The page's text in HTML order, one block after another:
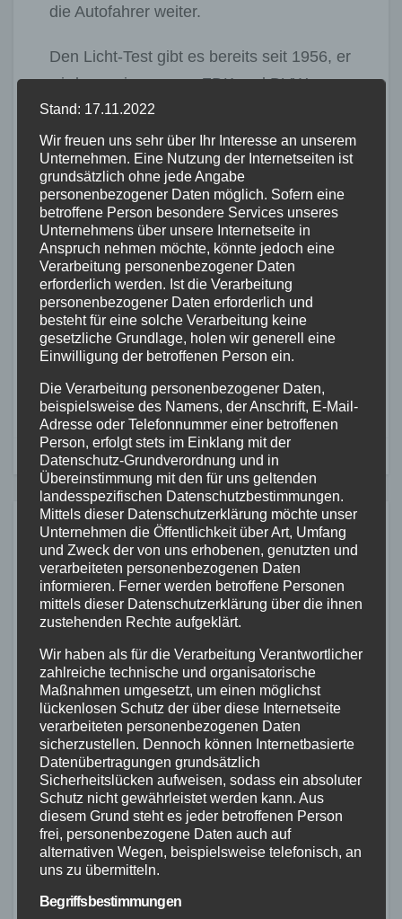
die Autofahrer weiter.
Den Licht-Test gibt es bereits seit 1956, er
wird gemeinsam von ZDK und DVW
organisiert. Schirmherr ist der
Bundesverkehrsminister. Als Partner
stehen in diesem Jahr Stellantis &You,
Osram, die Nürnberger Versicherung,
Auto Bild und Hella Gutmann zur Seite.
(PM ZDK-Pressereferent)
Beitragsnavigation
Verkehrskontrollen
Alkohol und Drogen
im Straßenverkehr
Fahndungserfolg
bei
Verkehrskontrolle
Ähnliches
ALTENKIRCHEN FEUERWEHR POLIZEI
Containerbrand im
Industriegebiet Horhausen:
Feuerwehr verhindert weitere
Ausbreitung
7. AUG. 2026
FEUERWEHR NEUWIED POLIZEI RETTUNGSDIENST
Flächenbrand bei Oberdreis:
Feuerwehr verhindert
Stand: 17.11.2022
Wir freuen uns sehr über Ihr Interesse an unserem
Unternehmen. Eine Nutzung der Internetseiten ist
grundsätzlich ohne jede Angabe
personenbezogener Daten möglich. Sofern eine
betroffene Person besondere Services unseres
Unternehmens über unsere Internetseite in
Anspruch nehmen möchte, könnte jedoch eine
Verarbeitung personenbezogener Daten
erforderlich werden. Ist die Verarbeitung
personenbezogener Daten erforderlich und
besteht für eine solche Verarbeitung keine
gesetzliche Grundlage, holen wir generell eine
Einwilligung der betroffenen Person ein.
Die Verarbeitung personenbezogener Daten,
beispielsweise des Namens, der Anschrift, E-Mail-
Adresse oder Telefonnummer einer betroffenen
Person, erfolgt stets im Einklang mit der
Datenschutz-Grundverordnung und in
Übereinstimmung mit den für uns geltenden
landesspezifischen Datenschutzbestimmungen.
Mittels dieser Datenschutzerklärung möchte unser
Unternehmen die Öffentlichkeit über Art, Umfang
und Zweck der von uns erhobenen, genutzten und
verarbeiteten personenbezogenen Daten
informieren. Ferner werden betroffene Personen
mittels dieser Datenschutzerklärung über die ihnen
zustehenden Rechte aufgeklärt.
Wir haben als für die Verarbeitung Verantwortlicher
zahlreiche technische und organisatorische
Maßnahmen umgesetzt, um einen möglichst
lückenlosen Schutz der über diese Internetseite
verarbeiteten personenbezogenen Daten
sicherzustellen. Dennoch können Internetbasierte
Datenübertragungen grundsätzlich
Sicherheitslücken aufweisen, sodass ein absoluter
Schutz nicht gewährleistet werden kann. Aus
diesem Grund steht es jeder betroffenen Person
frei, personenbezogene Daten auch auf
alternativen Wegen, beispielsweise telefonisch, an
uns zu übermitteln.
Begriffsbestimmungen